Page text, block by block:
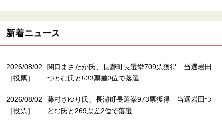
新着ニュース
2026/08/02
［投票］
関口まさたか氏、長瀞町長選挙709票獲得 当選岩田
つとむ氏と533票差3位で落選
2026/08/02
［投票］
藤村さゆり氏、長瀞町長選挙973票獲得 当選岩田つ
とむ氏と269票差2位で落選